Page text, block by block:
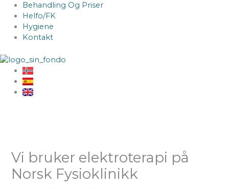
Behandling Og Priser
Helfo/FK
Hygiene
Kontakt
Vi bruker elektroterapi på
Norsk Fysioklinikk